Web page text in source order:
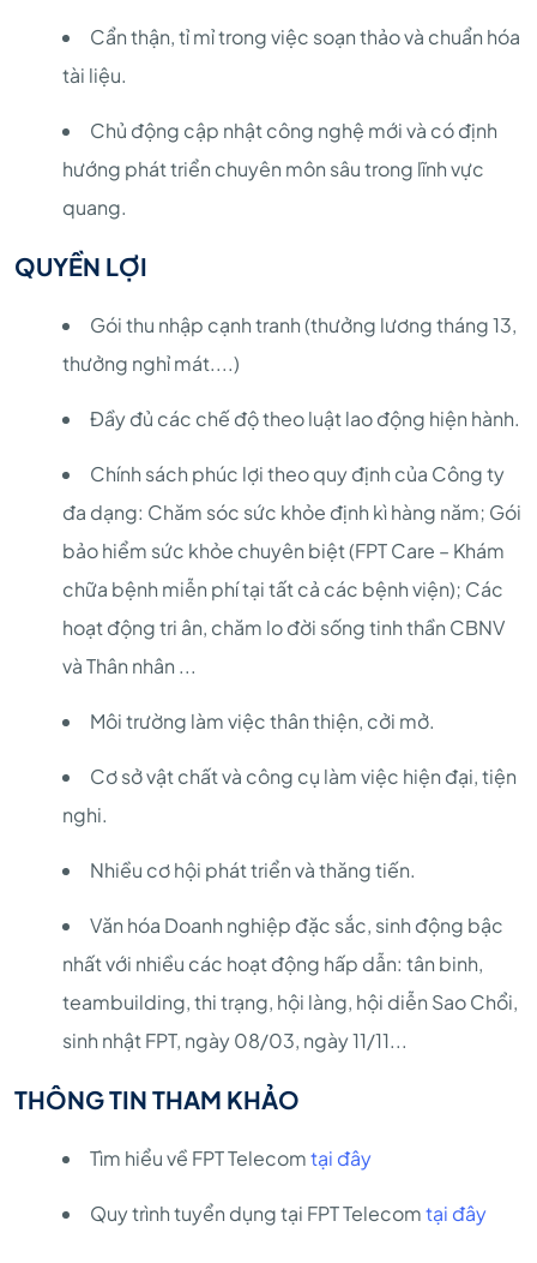
Cẩn thận, tỉ mỉ trong việc soạn thảo và chuẩn hóa
tài liệu.
Chủ động cập nhật công nghệ mới và có định
hướng phát triển chuyên môn sâu trong lĩnh vực
quang.
QUYỀN LỢI
Gói thu nhập cạnh tranh (thưởng lương tháng 13,
thưởng nghỉ mát....)
Đầy đủ các chế độ theo luật lao động hiện hành.
Chính sách phúc lợi theo quy định của Công ty
đa dạng: Chăm sóc sức khỏe định kì hàng năm; Gói
bảo hiểm sức khỏe chuyên biệt (FPT Care – Khám
chữa bệnh miễn phí tại tất cả các bệnh viện); Các
hoạt động tri ân, chăm lo đời sống tinh thần CBNV
và Thân nhân ...
Môi trường làm việc thân thiện, cởi mở.
Cơ sở vật chất và công cụ làm việc hiện đại, tiện
nghi.
Nhiều cơ hội phát triển và thăng tiến.
Văn hóa Doanh nghiệp đặc sắc, sinh động bậc
nhất với nhiều các hoạt động hấp dẫn: tân binh,
teambuilding, thi trạng, hội làng, hội diễn Sao Chổi,
sinh nhật FPT, ngày 08/03, ngày 11/11...
THÔNG TIN THAM KHẢO
Tìm hiểu về FPT Telecomtại đây
Quy trình tuyển dụng tại FPT Telecomtại đây